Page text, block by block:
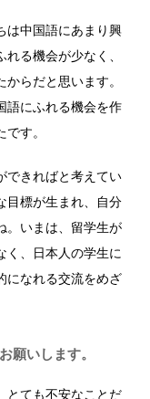
は中国語にあまり興
る機会が少なく、
らだと思います。
語にふれる機会を作
す。
できればと考えてい
目標が生まれ、自分
。いまは、留学生が
く、日本人の学生に
になれる交流をめざ
願いします。
とても不安なことだ